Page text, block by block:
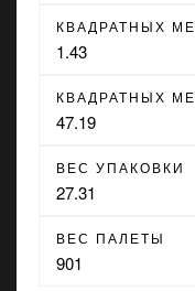
КВАДРАТНЫХ
1.43
КВАДРАТНЫХ
47.19
ВЕС УПАКОВКИ
27.31
ВЕС ПАЛЕТЫ
901